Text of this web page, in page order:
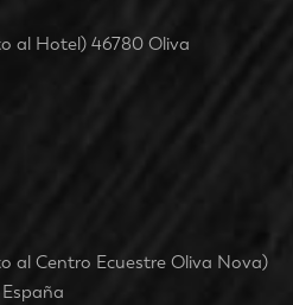
al Hotel) 46780 Oliva
al Centro Ecuestre Oliva Nova)